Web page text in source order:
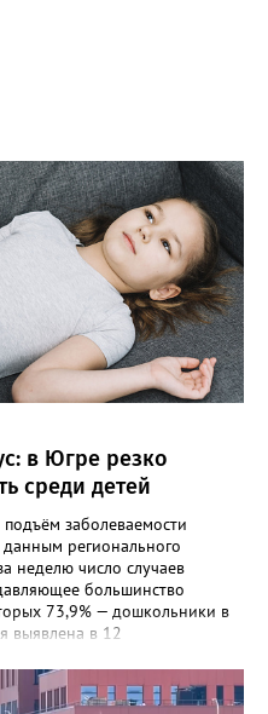
в Югре резко
среди детей
заболеваемости
регионального
неделю число случаев
большинство
73,9% — дошкольники в
выявлена в 12
Радужный, а также
Сургутский и